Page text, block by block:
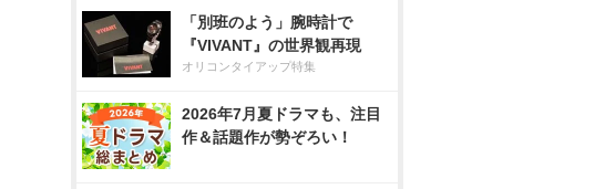
「別班のよう」腕時計で
『VIVANT』の世界観再現
オリコンタイアップ特集
2026年7月夏ドラマも、注目
作＆話題作が勢ぞろい！